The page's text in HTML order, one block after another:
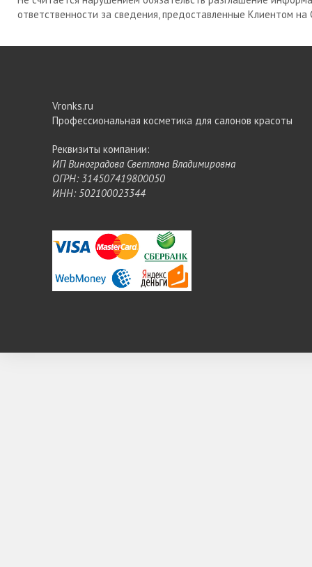
ответственности за сведения, предоставленные Клиентом
Vronks.ru
Профессиональная косметика для салонов красоты
Реквизиты компании:
ИП Виноградова Светлана Владимировна
ОГРН: 314507419800050
ИНН: 502100023344